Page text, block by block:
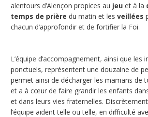
alentours d’Alençon propices au jeu et à la
temps de prière du matin et les veillées
chacun d’approfondir et de fortifier la Foi.
L’équipe d’accompagnement, ainsi que les
ponctuels, représentent une douzaine de
permet ainsi de décharger les mamans de
et a à cœur de faire grandir les enfants
et dans leurs vies fraternelles.
l’équipe aident telle ou telle, en difficulté